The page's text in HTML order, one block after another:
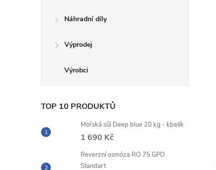
Náhradní díly
Výprodej
TOP 10 PRODUKTŮ
Mořská sůl Deep blue 20 kg - kbelík
1 690 Kč
Reverzní osmóza RO 75 GPD
Standart